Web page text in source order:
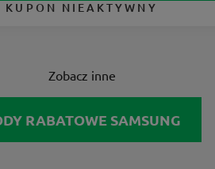
KUPON NIEAKTYWNY
Zobacz inne
RABATOWE SAMSUNG